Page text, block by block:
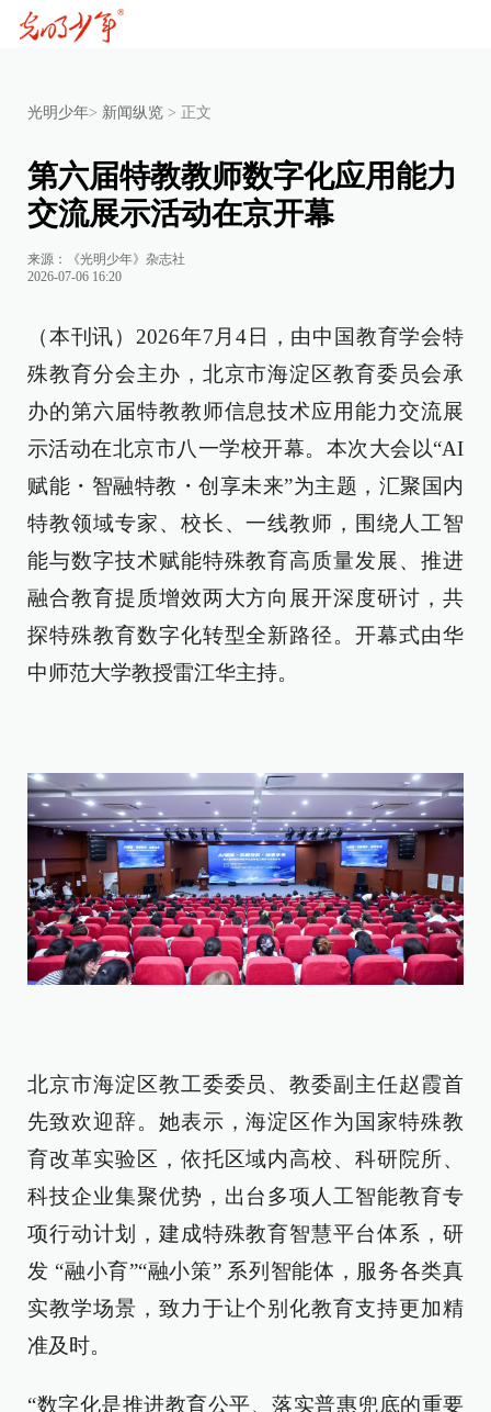
光明少年> 新闻纵览 > 正文
第六届特教教师数字化应用能力
交流展示活动在京开幕
来源：《光明少年》杂志社
2026-07-06 16:20
（本刊讯）2026年7月4日，由中国教育学会特
殊教育分会主办，北京市海淀区教育委员会承
办的第六届特教教师信息技术应用能力交流展
示活动在北京市八一学校开幕。本次大会以“AI
赋能・智融特教・创享未来”为主题，汇聚国内
特教领域专家、校长、一线教师，围绕人工智
能与数字技术赋能特殊教育高质量发展、推进
融合教育提质增效两大方向展开深度研讨，共
探特殊教育数字化转型全新路径。开幕式由华
中师范大学教授雷江华主持。
北京市海淀区教工委委员、教委副主任赵霞首
先致欢迎辞。她表示，海淀区作为国家特殊教
育改革实验区，依托区域内高校、科研院所、
科技企业集聚优势，出台多项人工智能教育专
项行动计划，建成特殊教育智慧平台体系，研
发 “融小育”“融小策” 系列智能体，服务各类真
实教学场景，致力于让个别化教育支持更加精
准及时。
“数字化是推进教育公平、落实普惠兜底的重要